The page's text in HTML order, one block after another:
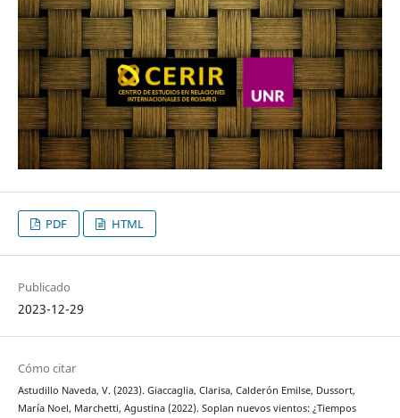
PDF HTML
Publicado
2023-12-29
Cómo citar
Astudillo Naveda, V. (2023). Giaccaglia, Clarisa, Calderón Emilse, Dussort,
María Noel, Marchetti, Agustina (2022). Soplan nuevos vientos: ¿Tiempos